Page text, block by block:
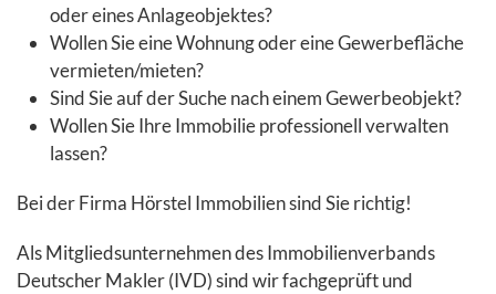
oder eines Anlageobjektes?
Wollen Sie eine Wohnung oder eine Gewerbefläche
vermieten/mieten?
Sind Sie auf der Suche nach einem Gewerbeobjekt?
Wollen Sie Ihre Immobilie professionell verwalten
lassen?
Bei der Firma Hörstel Immobilien sind Sie richtig!
Als Mitgliedsunternehmen des Immobilienverbands
Deutscher Makler (IVD) sind wir fachgeprüft und